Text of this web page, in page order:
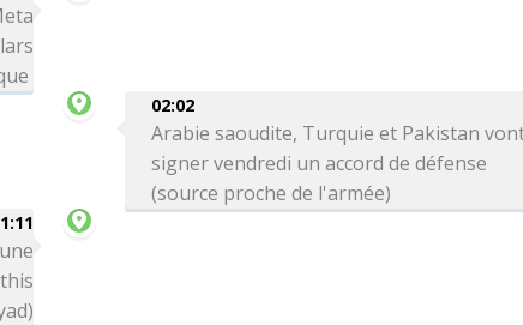
02:02
Arabie saoudite, Turquie et Pakistan
signer vendredi un accord de défense
(source proche de l'armée)